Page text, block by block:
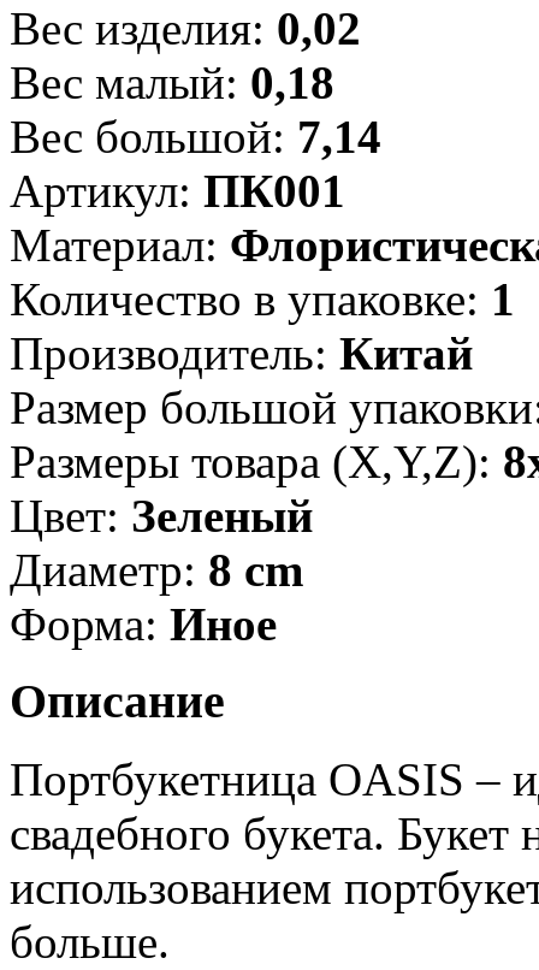
Вес изделия: 0,02
Вес малый: 0,18
Вес большой: 7,14
Артикул: ПК001
Материал:
Количество в упаковке: 1
Производитель: Китай
Размер большой
Размеры товара (X,Y,Z):
Цвет: Зеленый
Диаметр: 8 cm
Форма: Иное
Описание
Портбукетница OASIS –
свадебного букета.
использованием
больше.